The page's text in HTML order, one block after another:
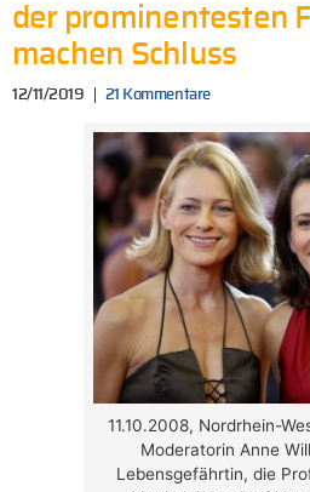
der prominentesten
machen Schluss
12/11/2019 21 Kommentare
11.10.2008, Nordrhein-
Moderatorin Anne
Lebensgefährtin, die